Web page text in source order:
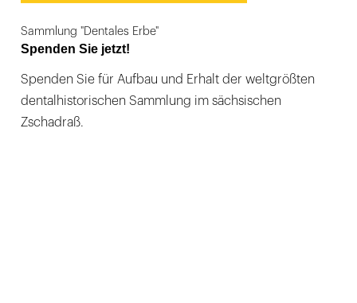
Sammlung "Dentales Erbe"
Spenden Sie jetzt!
Spenden Sie für Aufbau und Erhalt der weltgrößten
dentalhistorischen Sammlung im sächsischen
Zschadraß.